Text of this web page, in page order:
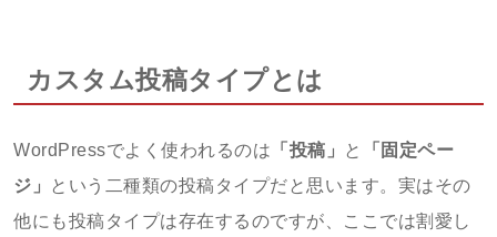
カスタム投稿タイプとは
WordPressでよく使われるのは 「投稿」 と
「固定ペー
ジ」
という二種類の投稿タイプだと思います。実はその
他にも投稿タイプは存在するのですが、ここでは割愛し